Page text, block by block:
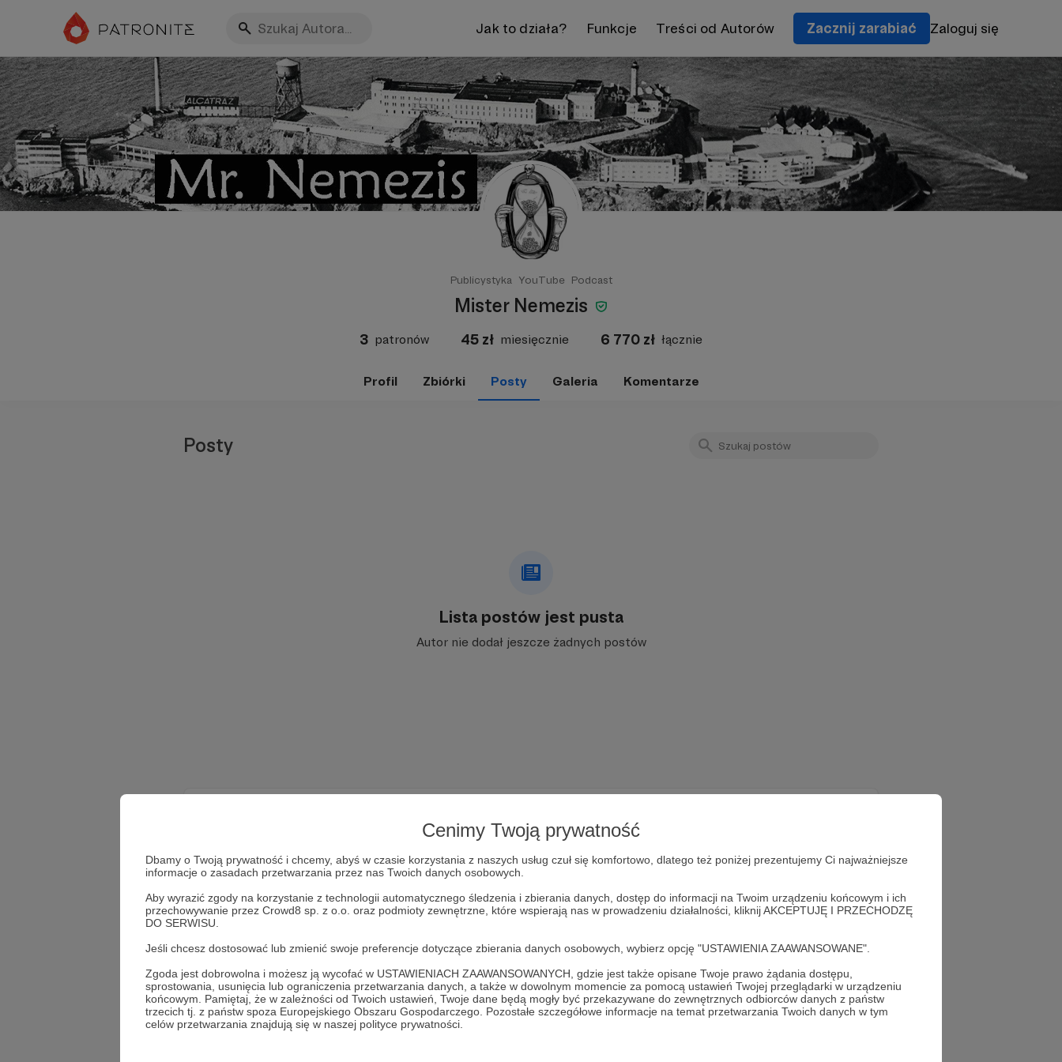
Cenimy Twoją prywatność
Dbamy o Twoją prywatność i chcemy, abyś w czasie korzystania z naszych usług czuł się komfortowo, dlatego też poniżej prezentujemy Ci najważniejsze
informacje o zasadach przetwarzania przez nas Twoich danych osobowych.
Aby wyrazić zgody na korzystanie z technologii automatycznego śledzenia i zbierania danych, dostęp do informacji na Twoim urządzeniu końcowym i ich
przechowywanie przez Crowd8 sp. z o.o. oraz podmioty zewnętrzne, które wspierają nas w prowadzeniu działalności, kliknij AKCEPTUJĘ I PRZECHODZĘ
DO SERWISU.
Jeśli chcesz dostosować lub zmienić swoje preferencje dotyczące zbierania danych osobowych, wybierz opcję "USTAWIENIA ZAAWANSOWANE".
Zgoda jest dobrowolna i możesz ją wycofać w USTAWIENIACH ZAAWANSOWANYCH, gdzie jest także opisane Twoje prawo żądania dostępu,
sprostowania, usunięcia lub ograniczenia przetwarzania danych, a także w dowolnym momencie za pomocą ustawień Twojej przeglądarki w urządzeniu
końcowym. Pamiętaj, że w zależności od Twoich ustawień, Twoje dane będą mogły być przekazywane do zewnętrznych odbiorców danych z państw
trzecich tj. z państw spoza Europejskiego Obszaru Gospodarczego. Pozostałe szczegółowe informacje na temat przetwarzania Twoich danych w tym
celów przetwarzania znajdują się w naszej polityce prywatności.
Jak to działa? Funkcje Treści od Autorów Zacznij zarabiać Zaloguj się
Publicystyka YouTube Podcast
Mister Nemezis
3 patronów 45 zł miesięcznie 6 770 zł łącznie
Profil Zbiórki Posty Galeria Komentarze
Posty
Lista postów jest pusta
Autor nie dodał jeszcze żadnych postów
Dołącz do grona Patronów!
Wesprzyj działalność Autora Mister Nemezis
Zostań Patronem